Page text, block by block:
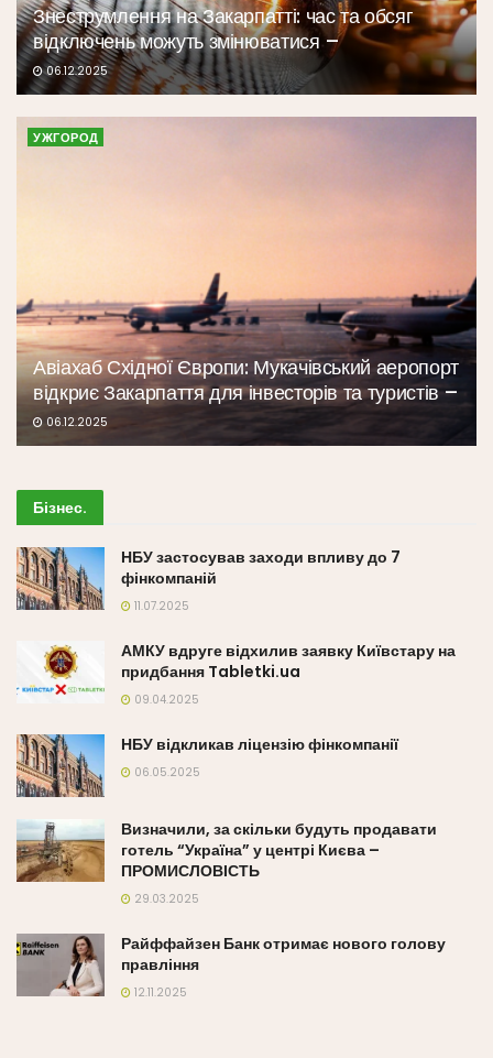
Знеструмлення на Закарпатті: час та обсяг
відключень можуть змінюватися –
06.12.2025
УЖГОРОД
Авіахаб Східної Європи: Мукачівський аеропорт
відкриє Закарпаття для інвесторів та туристів –
06.12.2025
Бізнес.
НБУ застосував заходи впливу до 7
фінкомпаній
11.07.2025
АМКУ вдруге відхилив заявку Київстару на
придбання Tabletki.ua
09.04.2025
НБУ відкликав ліцензію фінкомпанії
06.05.2025
Визначили, за скільки будуть продавати
готель “Україна” у центрі Києва –
ПРОМИСЛОВІСТЬ
29.03.2025
Райффайзен Банк отримає нового голову
правління
12.11.2025